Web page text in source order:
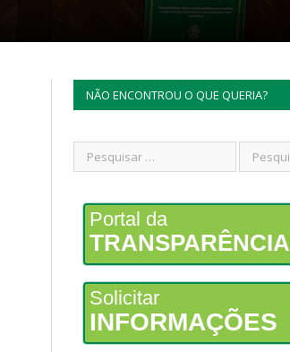
NÃO ENCONTROU O QUE QUERIA?
Portal da
TRANSPARÊNCIA
Solicitar
INFORMAÇÕES